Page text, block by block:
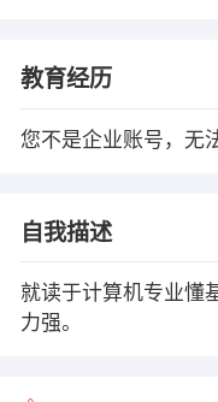
教育经历
您不是企业账号，无
自我描述
就读于计算机专业懂
力强。